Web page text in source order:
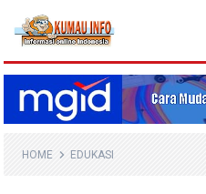
Blog Kumau Info
HOME EDUKASI